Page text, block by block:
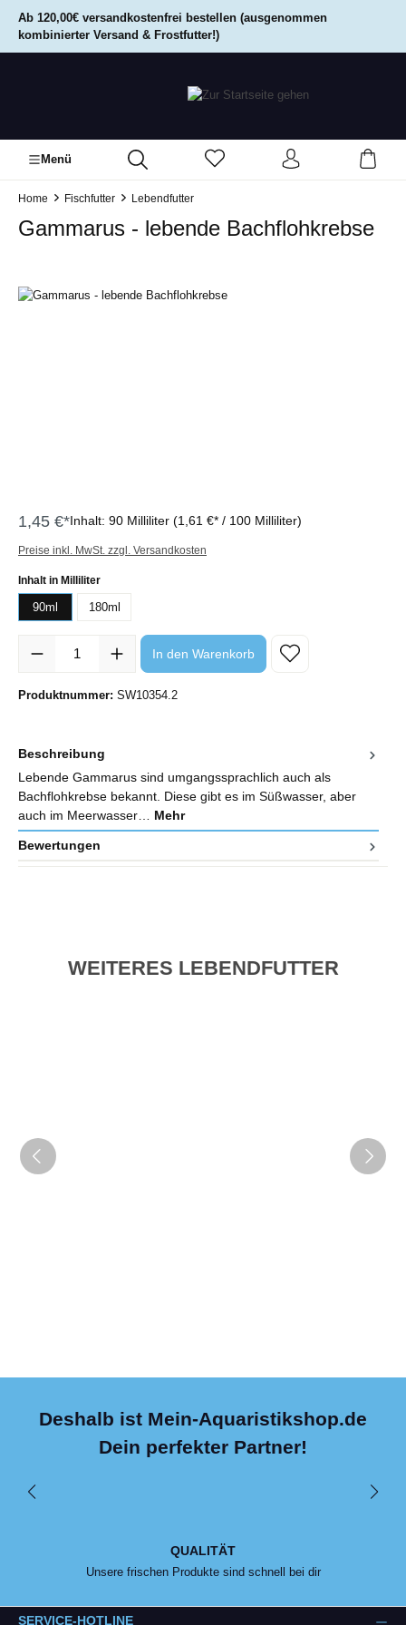
springen
Ab 120,00€ versandkostenfrei bestellen (ausgenommen
kombinierter Versand & Frostfutter!)
Menü
Home Fischfutter Lebendfutter
Gammarus - lebende Bachflohkrebse
Bildergalerie überspringen
1,45 €*Inhalt: 90 Milliliter (1,61 €* / 100 Milliliter)
Preise inkl. MwSt. zzgl. Versandkosten
Inhalt in Milliliterauswählen
90ml 180ml
Produkt Anzahl: Gib den gewünschten Wert ein oder benutze die
In den Warenkorb
Produktnummer: SW10354.2
Beschreibung
Lebende Gammarus sind umgangssprachlich auch als
Bachflohkrebse bekannt. Diese gibt es im Süßwasser, aber
auch im Meerwasser… Mehr
Bewertungen
WEITERES LEBENDFUTTER
Deshalb ist Mein-Aquaristikshop.de
Dein perfekter Partner!
QUALITÄT
Unsere frischen Produkte sind schnell bei dir
SERVICE-HOTLINE